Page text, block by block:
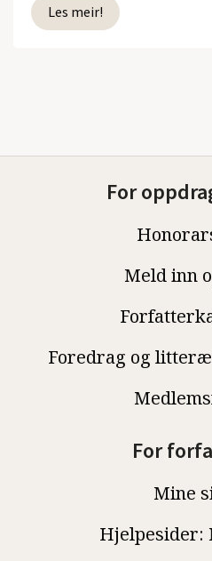
Les meir!
For
Meld inn
Foredrag og
For
Mine
Hjelpesider: